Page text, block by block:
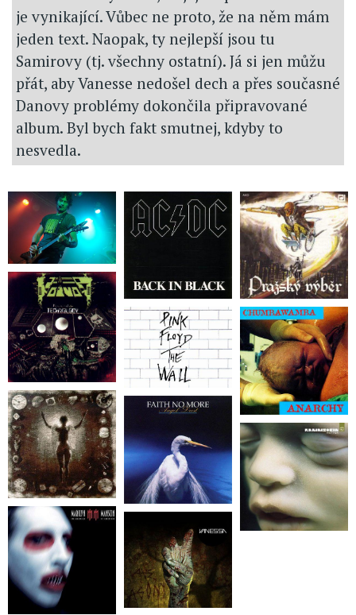
je vynikající. Vůbec ne proto, že na něm mám
jeden text. Naopak, ty nejlepší jsou tu
Samirovy (tj. všechny ostatní). Já si jen můžu
přát, aby Vanesse nedošel dech a přes současné
Danovy problémy dokončila připravované
album. Byl bych fakt smutnej, kdyby to
nesvedla.